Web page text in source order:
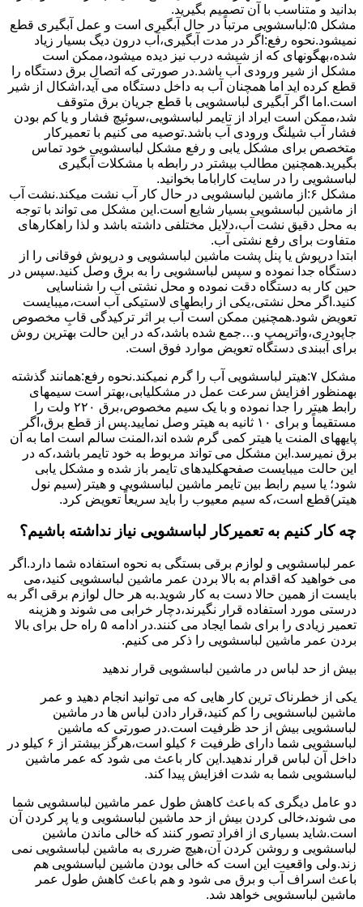
بدانید و متناسب با آن تصمیم بگیرید.
مشکل ۵:لباسشویی مرتباً در ﺣﺎل آﺑﮕﯿﺮی اﺳﺖ و ﻋﻤﻞ آﺑﮕﯿﺮی ﻗﻄﻊ
نمیشود.نحوه رﻓﻊ:اﮔﺮ در ﻣﺪت آﺑﮕﯿﺮی،آب درون دﯾﮓ ﺑﺴﯿﺎر زﯾﺎد
ﺷﺪه،بهگونهای ﮐﻪ از ﺷﯿﺸﻪ درب ﻧﯿﺰ دﯾﺪه میشود،ممکن است
مشکل از شیر ورودی آب باشد.در صورتی که اتصال برق دستگاه را
قطع کرده اید اما همچنان آب به داخل دستگاه می آید،اشکال از شیر
است.اما اگر آبگیری لباسشویی با قطع جریان برق متوقف
شد،ممکن است ایراد از تایمر لباسشویی،سوئیچ فشار و یا کم بودن
فشار آب شیلنگ ورودی آب باشد.توصیه می کنیم با تعمیرکار
متخصص برای مشکل یابی و رفع مشکل لباسشویی خود تماس
بگیرید.همچنین مطالب بیشتر در رابطه با مشکلات آبگیری
لباسشویی را در سایت کاراباما بخوانید.
مشکل ۶:از ﻣﺎﺷﯿﻦ لباسشویی در ﺣﺎل ﮐﺎر آب ﻧﺸﺖ میکند.نشت آب
از ماشین لباسشویی بسیار شایع است.این مشکل می تواند با توجه
به محل دقیق نشت آب،دلایل مختلفی داشته باشد و لذا راهکارهای
متفاوت برای رفع نشتی آب.
ابتدا درپوش یا پنل ﭘﺸﺖ ﻣﺎﺷﯿﻦ لباسشویی و درپوش ﻓﻮﻗﺎﻧﯽ را از
دستگاه ﺟﺪا ﻧﻤﻮده و ﺳﭙﺲ لباسشویی را ﺑﻪ ﺑﺮق وصل ﮐﻨﯿﺪ.سپس در
حین کار به دستگاه دقت نموده و ﻣﺤﻞ نشتی آب را ﺷﻨﺎﺳﺎﯾﯽ
کنید.اﮔﺮ ﻣﺤﻞ نشتی،ﯾﮑﯽ از رابطهای ﻻﺳﺘﯿﮑﯽ آب اﺳﺖ،میبایست
ﺗﻌﻮﯾﺾ شود.همچنین ﻣﻤﮑﻦ اﺳﺖ آب بر اثر ﺗﺮﮐﯿﺪﮔﯽ قابِ ﻣﺨﺼﻮص
ﺟﺎﭘﻮدری،واترپمپ و…جمع شده ﺑﺎﺷﺪ،ﮐﻪ در این حالت بهترین روش
برای آببندی دستگاه ﺗﻌﻮﯾﺾ ﻣﻮارد ﻓﻮق اﺳﺖ.
مشکل ۷:ﻫﯿﺘﺮ لباسشویی آب را ﮔﺮم نمیکند.نحوه رﻓﻊ:ﻫﻤﺎﻧﻨﺪ ﮔﺬﺷﺘﻪ
بهمنظور اﻓﺰاﯾﺶ ﺳﺮﻋﺖ ﻋﻤﻞ در مشکلیابی،بهتر است سیمهای
راﺑﻂ ﻫﯿﺘﺮ را ﺟﺪا ﻧﻤﻮده و ﺑﺎ ﯾﮏ ﺳﯿﻢ ﻣﺨﺼﻮص،برق ۲۲۰ ولت را
مستقیماً و برای ۱۰ ﺛﺎﻧﯿﻪ ﺑﻪ ﻫﯿﺘﺮ وصل نمایید.ﭘﺲ از ﻗﻄﻊ ﺑﺮق،اﮔﺮ
پایههای اﻟﻤﻨﺖ یا هیتر کمی ﮔﺮم ﺷﺪه اند،اﻟﻤﻨﺖ ﺳﺎﻟﻢ است اما ﺑﻪ آن
ﺑﺮق نمیرسد.اﯾﻦ ﻣﺸﮑﻞ می تواند مربوط به ﺧﻮد ﺗﺎﯾﻤﺮ باشد،ﮐﻪ در
این حالت میبایست صفحهکلیدهای ﺗﺎﯾﻤﺮ باز شده و مشکل یابی
شود؛ ﯾﺎ ﺳﯿﻢ راﺑﻂ ﺑﯿﻦ ﺗﺎﯾﻤﺮ ماشین لباسشویی و ﻫﯿﺘﺮ (سیم ﻧﻮل
ﻫﯿﺘﺮ)ﻗﻄﻊ اﺳﺖ،ﮐﻪ ﺳﯿﻢ ﻣﻌﯿﻮب را ﺑﺎﯾﺪ سریعاً ﺗﻌﻮﯾﺾ کرد.
چه کار کنیم به تعمیرکار لباسشویی نیاز نداشته باشیم؟
عمر لباسشویی و لوازم برقی بستگی به نحوه استفاده شما دارد.اگر
می خواهید که اقدام به بالا بردن عمر ماشین لباسشویی کنید،می
بایست از همین حالا دست به کار شوید.به هر حال لوازم برقی اگر به
درستی مورد استفاده قرار نگیرند،دچار خرابی می شوند و هزینه
تعمیر زیادی را برای شما ایجاد می کنند.در ادامه ۵ راه حل برای بالا
بردن عمر ماشین لباسشویی را ذکر می کنیم.
بیش از حد لباس در ماشین لباسشویی قرار ندهید
یکی از خطرناک ترین کار هایی که می توانید انجام دهید و عمر
ماشین لباسشویی را کم کنید،قرار دادن لباس ها در ماشین
لباسشویی بیش از حد ظرفیت است.در صورتی که ماشین
لباسشویی شما دارای ظرفیت ۶ کیلو است،هرگز بیشتر از ۶ کیلو در
داخل آن لباس قرار ندهید.این کار باعث می شود که عمر ماشین
لباسشویی شما به شدت افزایش پیدا کند.
دو عامل دیگری که باعث کاهش طول عمر ماشین لباسشویی شما
می شوند،خالی کردن بیش از حد ماشین لباسشویی و یا پر کردن آن
است.شاید بسیاری از افراد تصور کنند که خالی ماندن ماشین
لباسشویی و روشن کردن آن،هیچ ضرری به ماشین لباسشویی نمی
زند.ولی واقعیت این است که خالی بودن ماشین لباسشویی هم
باعث اسراف آب و برق می شود و هم باعث کاهش طول عمر
ماشین لباسشویی خواهد شد.